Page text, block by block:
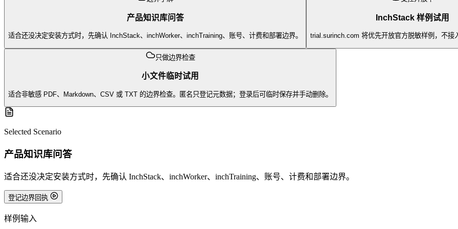
产品知识库问答
适合还没决定安装方式时，先确认 InchStack、inchWorker、inchTraining、账号、计费和部署边界。
InchStack 样例试用
trial.surinch.com 将优先开放官方脱敏样例，不接
只做边界检查
小文件临时试用
适合非敏感 PDF、Markdown、CSV 或 TXT 的边界检查。匿名只登记元数据；登录后可临时保存并手动删除。
Selected Scenario
产品知识库问答
适合还没决定安装方式时，先确认 InchStack、inchWorker、inchTraining、账号、计费和部署边界。
登记边界回执
样例输入